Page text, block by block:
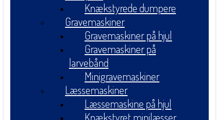
Knækstyrede dumpere
Gravemaskiner
Gravemaskiner på hjul
Gravemaskiner på
larvebånd
Minigravemaskiner
Læssemaskiner
Læssemaskine på hjul
Knækstyret minilæsser